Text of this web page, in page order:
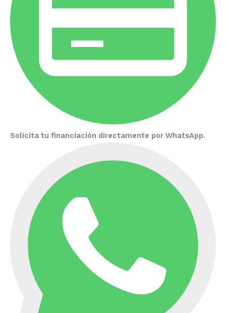
Solicita tu financiación directamente por WhatsApp.